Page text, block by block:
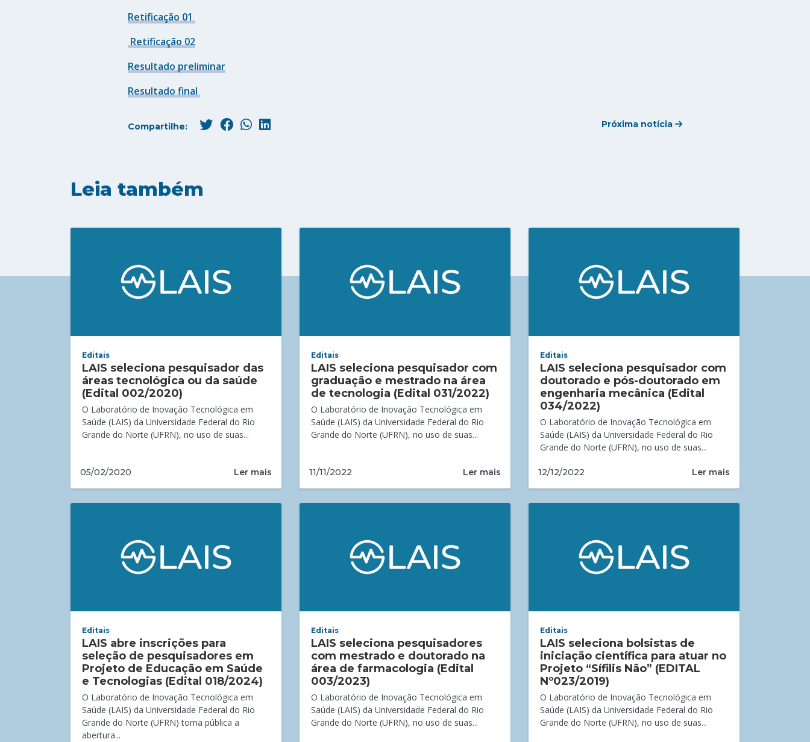
Retificação 01
Retificação 02
Resultado preliminar
Resultado final
Compartilhe: Próxima notícia
Leia também
Editais
LAIS seleciona pesquisador das
áreas tecnológica ou da saúde
(Edital 002/2020)
O Laboratório de Inovação Tecnológica em
Saúde (LAIS) da Universidade Federal do Rio
Grande do Norte (UFRN), no uso de suas...
05/02/2020 Ler mais
Editais
LAIS seleciona pesquisador com
graduação e mestrado na área
de tecnologia (Edital 031/2022)
O Laboratório de Inovação Tecnológica em
Saúde (LAIS) da Universidade Federal do Rio
Grande do Norte (UFRN), no uso de suas...
11/11/2022 Ler mais
Editais
LAIS seleciona pesquisador com
doutorado e pós-doutorado em
engenharia mecânica (Edital
034/2022)
O Laboratório de Inovação Tecnológica em
Saúde (LAIS) da Universidade Federal do Rio
Grande do Norte (UFRN), no uso de suas...
12/12/2022 Ler mais
Editais
LAIS abre inscrições para
seleção de pesquisadores em
Projeto de Educação em Saúde
e Tecnologias (Edital 018/2024)
O Laboratório de Inovação Tecnológica em
Saúde (LAIS) da Universidade Federal do Rio
Grande do Norte (UFRN) torna pública a
abertura...
Editais
LAIS seleciona pesquisadores
com mestrado e doutorado na
área de farmacologia (Edital
003/2023)
O Laboratório de Inovação Tecnológica em
Saúde (LAIS) da Universidade Federal do Rio
Grande do Norte (UFRN), no uso de suas...
Editais
LAIS seleciona bolsistas de
iniciação científica para atuar no
Projeto “Sífilis Não” (EDITAL
Nº023/2019)
O Laboratório de Inovação Tecnológica em
Saúde (LAIS) da Universidade Federal do Rio
Grande do Norte (UFRN), no uso de suas...